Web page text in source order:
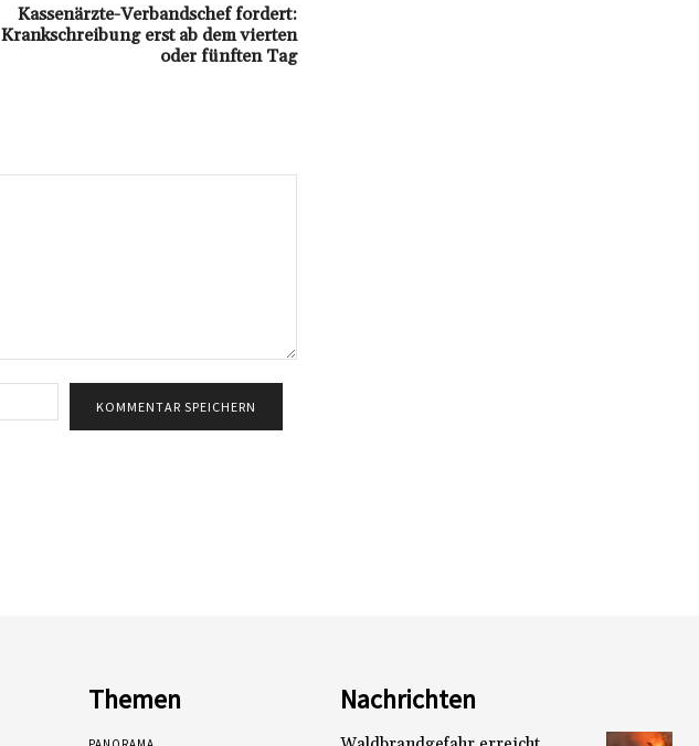
Kassenärzte-Verbandschef fordert:
Krankschreibung erst ab dem vierten
oder fünften Tag
Mail:*
Themen Nachrichten